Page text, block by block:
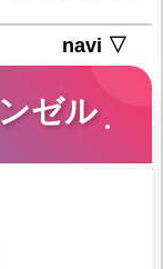
navi ▽
ゼル